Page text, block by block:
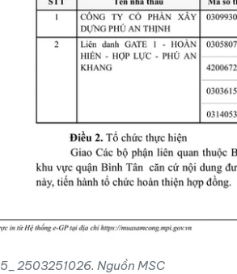
Nguồn MSC